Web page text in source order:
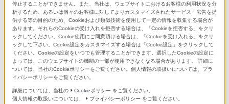
アクションカム サマーキャンペーン
本体と同時購入でアクセサリーセット
がおトク！
停止することができません。また、当社は、ウェブサイトにおけるお客様の利用状況を分
析するため、あるいは個々のお客様に対してよりカスタマイズされたサービス・広告を提
供する等の目的のため、Cookieおよび類似技術を使用して一定の情報を収集する場合が
あります。それらのCookieの受け入れを拒否する場合は、「Cookieを拒否する」をクリ
ックしてください。Cookie使用にご同意頂ける場合は、「Cookieを受け入れる」をクリ
ックして下さい。Cookie設定をカスタマイズする場合は「Cookie設定」をクリックして
ください。Cookieの設定をいつでも管理することができます。選択したCookieの設定に
よっては、このウェブサイトの機能の一部が使用できなくなる場合があります。 詳細に
ついては、当社のCookieポリシーをご覧ください。個人情報の取扱いについては、プラ
イバシーポリシーをご覧ください。
詳細については、当社の Cookieポリシー をご覧ください。
個人情報の取扱いについては、
プライバシーポリシー をご覧ください。